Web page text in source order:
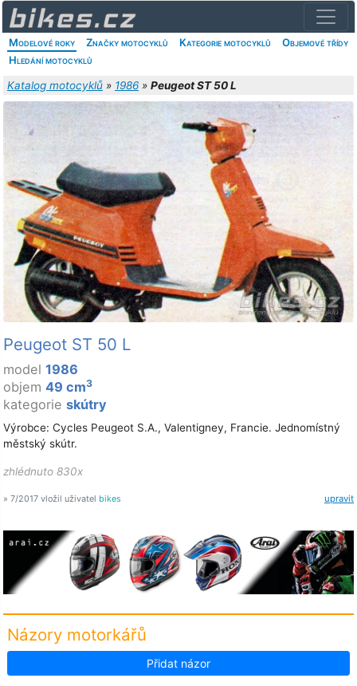
Modelové roky Značky motocyklů Kategorie motocyklů
Objemové třídy
Hledání motocyklů
Katalog motocyklů » 1986 » Peugeot ST 50 L
Peugeot ST 50 L
model 1986
objem 49 cm3
kategorie skútry
Výrobce: Cycles Peugeot S.A., Valentigney, Francie. Jednomístný
městský skútr.
zhlédnuto 830x
upravit
» 7/2017 vložil uživatel bikes
Názory motorkářů
Přidat názor